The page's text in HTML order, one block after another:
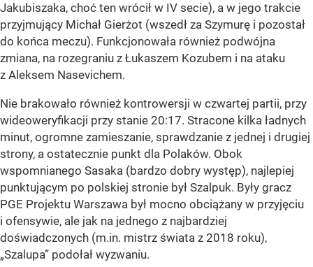
Jakubiszaka, choć ten wrócił w IV secie), a w jego trakcie
przyjmujący Michał Gierżot (wszedł za Szymurę i pozostał
do końca meczu). Funkcjonowała również podwójna
zmiana, na rozegraniu z Łukaszem Kozubem i na ataku
z Aleksem Nasevichem.
Nie brakowało również kontrowersji w czwartej partii, przy
wideoweryfikacji przy stanie 20:17. Stracone kilka ładnych
minut, ogromne zamieszanie, sprawdzanie z jednej i drugiej
strony, a ostatecznie punkt dla Polaków. Obok
wspomnianego Sasaka (bardzo dobry występ), najlepiej
punktującym po polskiej stronie był Szalpuk. Były gracz
PGE Projektu Warszawa był mocno obciążany w przyjęciu
i ofensywie, ale jak na jednego z najbardziej
doświadczonych (m.in. mistrz świata z 2018 roku),
„Szalupa” podołał wyzwaniu.